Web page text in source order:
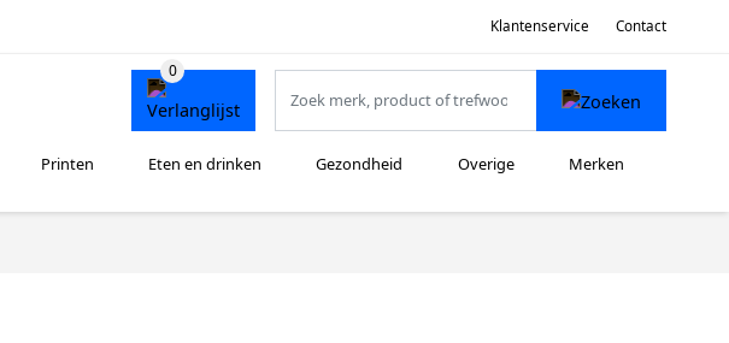
Klantenservice Contact
Printen Eten en drinken Gezondheid Overige Merken